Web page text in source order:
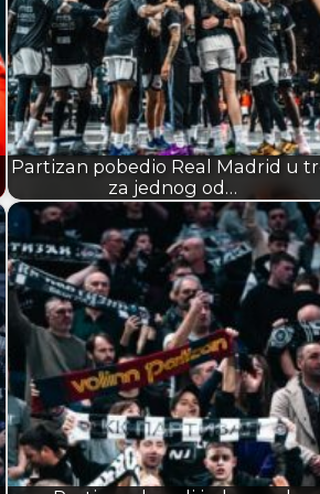
Partizan pobedio Real Madrid u
za jednog od…